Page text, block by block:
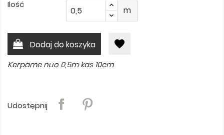
Ilość
m
Dodaj do koszyka favorite
Kerpame nuo 0,5m kas 10cm
Udostępnij